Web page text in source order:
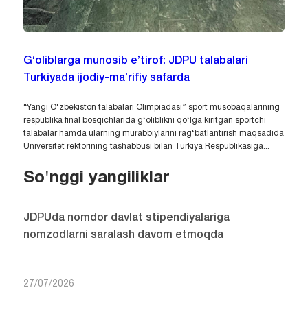
G‘oliblarga munosib e’tirof: JDPU talabalari
Turkiyada ijodiy-ma’rifiy safarda
“Yangi O‘zbekiston talabalari Olimpiadasi” sport musobaqalarining
respublika final bosqichlarida g‘oliblikni qo‘lga kiritgan sportchi
talabalar hamda ularning murabbiylarini rag‘batlantirish maqsadida
Universitet rektorining tashabbusi bilan Turkiya Respublikasiga...
So'nggi yangiliklar
JDPUda nomdor davlat stipendiyalariga
nomzodlarni saralash davom etmoqda
27/07/2026